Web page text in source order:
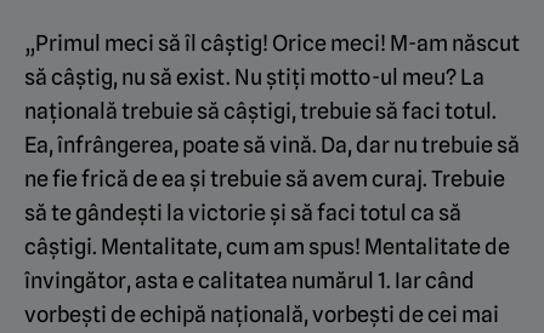
„Primul meci să îl câștig! Orice meci! M-am născut
să câștig, nu să exist. Nu știți motto-ul meu? La
națională trebuie să câștigi, trebuie să faci totul.
Ea, înfrângerea, poate să vină. Da, dar nu trebuie să
ne fie frică de ea și trebuie să avem curaj. Trebuie
să te gândești la victorie și să faci totul ca să
câștigi. Mentalitate, cum am spus! Mentalitate de
învingător, asta e calitatea numărul 1. Iar când
vorbești de echipă națională, vorbești de cei mai